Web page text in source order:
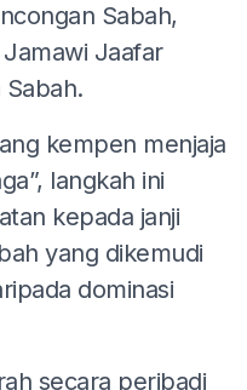
Sabah,
Jaafar
kempen menjaja
langkah ini
kepada janji
yang dikemudi
dominasi
secara peribadi